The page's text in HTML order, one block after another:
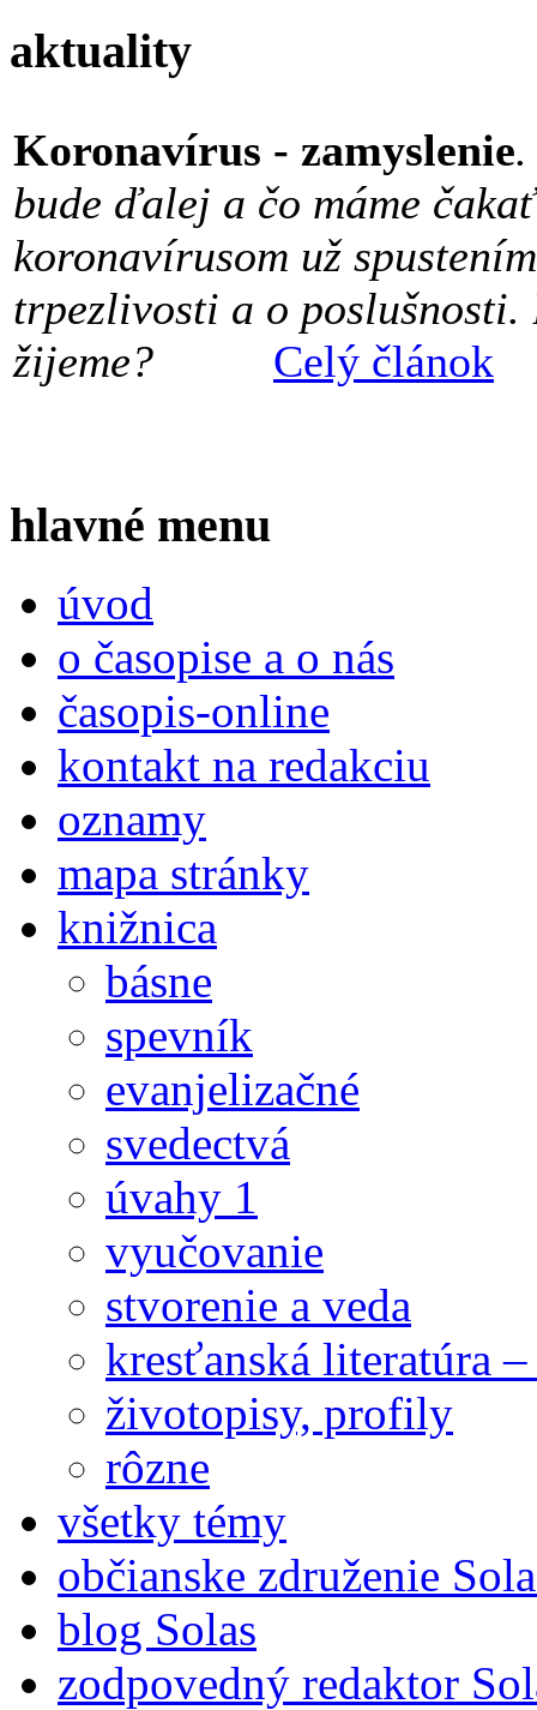
aktuality
Koronavírus - zamyslenie
bude ďalej a čo máme
koronavírusom už
trpezlivosti a o
žijeme?
Celý článok
hlavné menu
úvod
o časopise a o nás
časopis-online
kontakt na redakciu
oznamy
mapa stránky
knižnica
básne
spevník
evanjelizačné
svedectvá
úvahy 1
vyučovanie
stvorenie a veda
kresťanská literatúra
životopisy, profily
rôzne
všetky témy
občianske združenie
blog Solas
zodpovedný redaktor